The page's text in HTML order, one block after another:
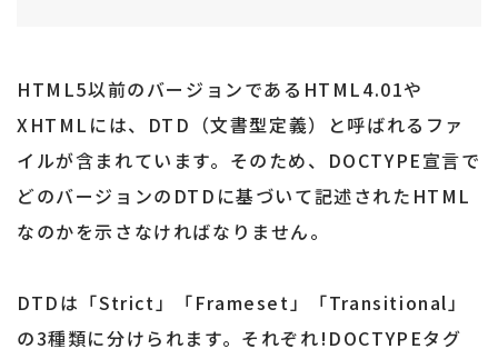
HTML5以前のバージョンであるHTML4.01や
XHTMLには、DTD（文書型定義）と呼ばれるファ
イルが含まれています。そのため、DOCTYPE宣言で
どのバージョンのDTDに基づいて記述されたHTML
なのかを示さなければなりません。
DTDは「Strict」「Frameset」「Transitional」
の3種類に分けられます。それぞれ!DOCTYPEタグ